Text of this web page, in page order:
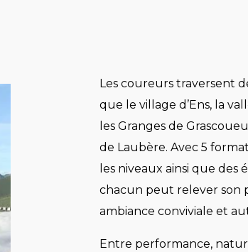
Les coureurs traversent
que le village d’Ens, la
les Granges de
de Laubère. Avec 5
les niveaux ainsi que des
chacun peut relever son
ambiance conviviale et
Entre performance,